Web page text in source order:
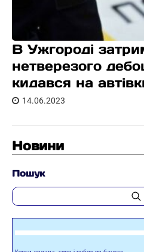
В Ужгороді
нетверезого
кидався на
14.06.2023
Новини
Пошук